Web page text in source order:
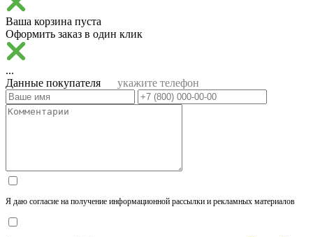
Ваша корзина пуста
Оформить заказ в один клик
...
Данные покупателя
укажите телефон
Я даю согласие на получение информационной рассылки и рекламных материалов